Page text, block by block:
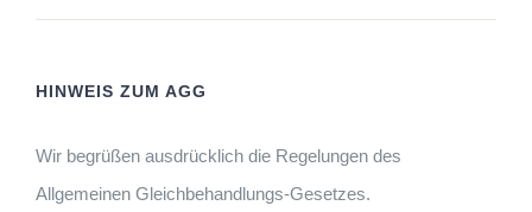
HINWEIS ZUM AGG
Wir begrüßen ausdrücklich die Regelungen des
Allgemeinen Gleichbehandlungs-Gesetzes.